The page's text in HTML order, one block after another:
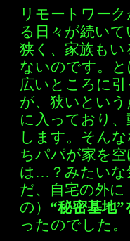
リモートワー
る日々が続い
狭く、家族も
ないのです。
広いところに
が、狭いとい
に入っており
します。そん
ちパパが家を
は…？みたいな
だ、自宅の外
の） “秘密基地
ったのでした。